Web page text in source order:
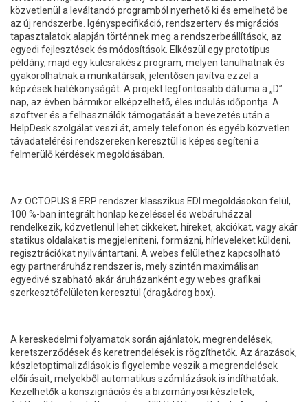
közvetlenül a leváltandó programból nyerhető ki és emelhető be
az új rendszerbe. Igényspecifikáció, rendszerterv és migrációs
tapasztalatok alapján történnek meg a rendszerbeállítások, az
egyedi fejlesztések és módosítások. Elkészül egy prototípus
példány, majd egy kulcsrakész program, melyen tanulhatnak és
gyakorolhatnak a munkatársak, jelentősen javítva ezzel a
képzések hatékonyságát. A projekt legfontosabb dátuma a „D”
nap, az évben bármikor elképzelhető, éles indulás időpontja. A
szoftver és a felhasználók támogatását a bevezetés után a
HelpDesk szolgálat veszi át, amely telefonon és egyéb közvetlen
távadatelérési rendszereken keresztül is képes segíteni a
felmerülő kérdések megoldásában.
Az OCTOPUS 8 ERP rendszer klasszikus EDI megoldásokon felül,
100 %-ban integrált honlap kezeléssel és webáruházzal
rendelkezik, közvetlenül lehet cikkeket, híreket, akciókat, vagy akár
statikus oldalakat is megjeleníteni, formázni, hírleveleket küldeni,
regisztrációkat nyilvántartani. A webes felülethez kapcsolható
egy partneráruház rendszer is, mely szintén maximálisan
egyedivé szabható akár áruházanként egy webes grafikai
szerkesztőfelületen keresztül (drag&drog box).
A kereskedelmi folyamatok során ajánlatok, megrendelések,
keretszerződések és keretrendelések is rögzíthetők. Az árazások,
készletoptimalizálások is figyelembe veszik a megrendelések
előírásait, melyekből automatikus számlázások is indíthatóak.
Kezelhetők a konszignációs és a bizományosi készletek,